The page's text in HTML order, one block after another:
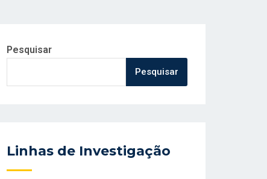
Pesquisar
Pesquisar
Linhas de Investigação